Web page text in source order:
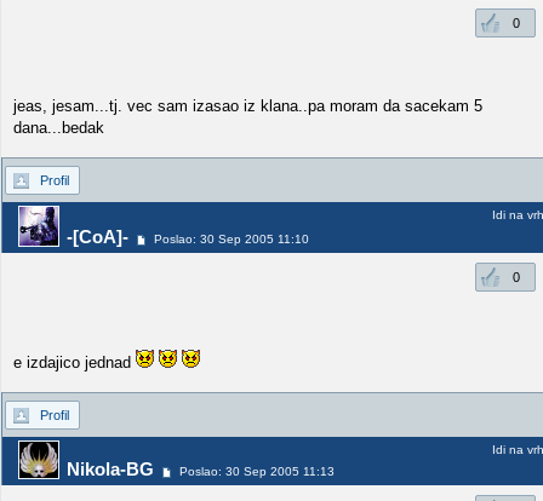
0
jeas, jesam...tj. vec sam izasao iz klana..pa moram da sacekam 5
dana...bedak
Profil
-[CoA]- Poslao: 30 Sep 2005 11:10
Idi na vrh
0
e izdajico jednad
Profil
Nikola-BG Poslao: 30 Sep 2005 11:13
Idi na vrh